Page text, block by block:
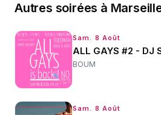
Autres soirées à
Sam. 8 Août
ALL GAYS #2 - DJ
BOUM
Sam. 8 Août